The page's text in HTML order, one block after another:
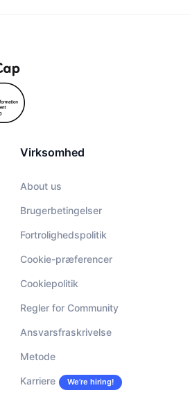
Virksomhed
About us
Brugerbetingelser
Fortrolighedspolitik
Cookie-præferencer
Cookiepolitik
Regler for Community
Ansvarsfraskrivelse
Metode
Karriere We’re hiring!